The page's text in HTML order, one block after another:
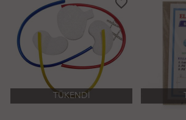
favorite_border
TÜKENDİ